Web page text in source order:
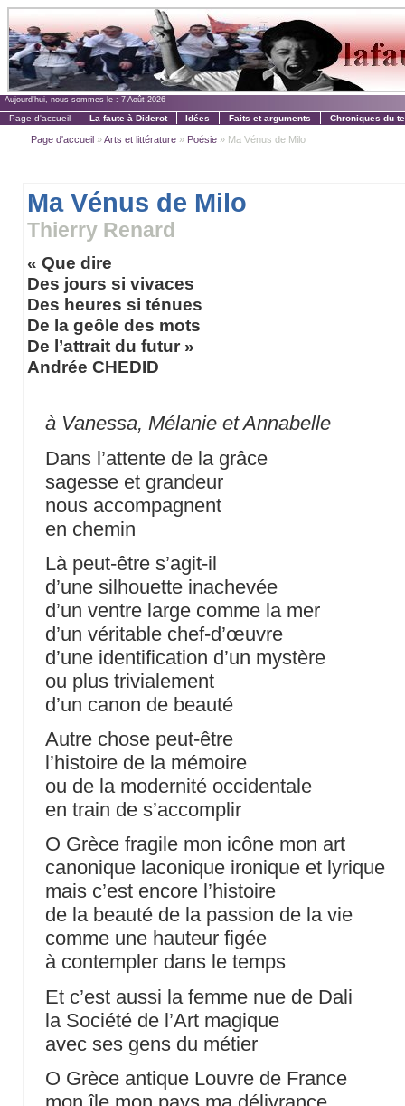
Aujourd'hui, nous sommes le : 7 Août 2026
Page d'accueil La faute à Diderot Idées Faits et arguments Chroniques du
Page d'accueil »Arts et littérature » Poésie » Ma Vénus de Milo
Ma Vénus de Milo
Thierry Renard
« Que dire
Des jours si vivaces
Des heures si ténues
De la geôle des mots
De l’attrait du futur »
Andrée CHEDID
à Vanessa, Mélanie et Annabelle
Dans l’attente de la grâce
sagesse et grandeur
nous accompagnent
en chemin
Là peut-être s’agit-il
d’une silhouette inachevée
d’un ventre large comme la mer
d’un véritable chef-d’œuvre
d’une identification d’un mystère
ou plus trivialement
d’un canon de beauté
Autre chose peut‐être
l’histoire de la mémoire
ou de la modernité occidentale
en train de s’accomplir
O Grèce fragile mon icône mon art
canonique laconique ironique et lyrique
mais c’est encore l’histoire
de la beauté de la passion de la vie
comme une hauteur figée
à contempler dans le temps
Et c’est aussi la femme nue de Dali
la Société de l’Art magique
avec ses gens du métier
O Grèce antique Louvre de France